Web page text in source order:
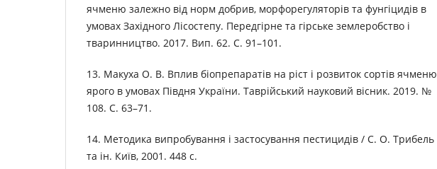
ячменю залежно від норм добрив, морфорегуляторів та фунгіцидів в
умовах Західного Лісостепу. Передгірне та гірське землеробство і
тваринництво. 2017. Вип. 62. С. 91–101.
13. Макуха О. В. Вплив біопрепаратів на ріст і розвиток сортів ячменю
ярого в умовах Півдня України. Таврійський науковий вісник. 2019. №
108. С. 63–71.
14. Методика випробування і застосування пестицидів / С. О. Трибель
та ін. Київ, 2001. 448 с.